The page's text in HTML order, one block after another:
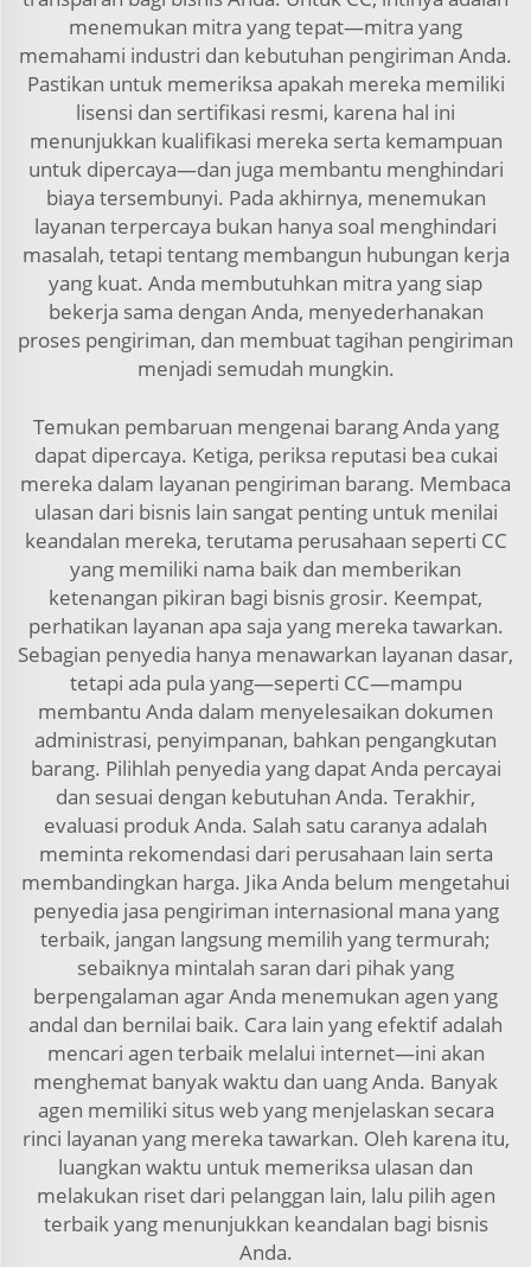
menemukan mitra yang tepat—mitra yang
memahami industri dan kebutuhan pengiriman Anda.
Pastikan untuk memeriksa apakah mereka memiliki
lisensi dan sertifikasi resmi, karena hal ini
menunjukkan kualifikasi mereka serta kemampuan
untuk dipercaya—dan juga membantu menghindari
biaya tersembunyi. Pada akhirnya, menemukan
layanan terpercaya bukan hanya soal menghindari
masalah, tetapi tentang membangun hubungan kerja
yang kuat. Anda membutuhkan mitra yang siap
bekerja sama dengan Anda, menyederhanakan
proses pengiriman, dan membuat tagihan pengiriman
menjadi semudah mungkin.
Temukan pembaruan mengenai barang Anda yang
dapat dipercaya. Ketiga, periksa reputasi bea cukai
mereka dalam layanan pengiriman barang. Membaca
ulasan dari bisnis lain sangat penting untuk menilai
keandalan mereka, terutama perusahaan seperti CC
yang memiliki nama baik dan memberikan
ketenangan pikiran bagi bisnis grosir. Keempat,
perhatikan layanan apa saja yang mereka tawarkan.
Sebagian penyedia hanya menawarkan layanan dasar,
tetapi ada pula yang—seperti CC—mampu
membantu Anda dalam menyelesaikan dokumen
administrasi, penyimpanan, bahkan pengangkutan
barang. Pilihlah penyedia yang dapat Anda percayai
dan sesuai dengan kebutuhan Anda. Terakhir,
evaluasi produk Anda. Salah satu caranya adalah
meminta rekomendasi dari perusahaan lain serta
membandingkan harga. Jika Anda belum mengetahui
penyedia jasa pengiriman internasional mana yang
terbaik, jangan langsung memilih yang termurah;
sebaiknya mintalah saran dari pihak yang
berpengalaman agar Anda menemukan agen yang
andal dan bernilai baik. Cara lain yang efektif adalah
mencari agen terbaik melalui internet—ini akan
menghemat banyak waktu dan uang Anda. Banyak
agen memiliki situs web yang menjelaskan secara
rinci layanan yang mereka tawarkan. Oleh karena itu,
luangkan waktu untuk memeriksa ulasan dan
melakukan riset dari pelanggan lain, lalu pilih agen
terbaik yang menunjukkan keandalan bagi bisnis
Anda.